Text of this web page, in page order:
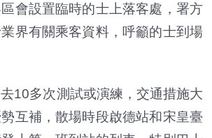
會設置臨時的士上落客處，署方
界有關乘客資料，呼籲的士到場
10多次測試或演練，交通措施大
互補，散場時段啟德站和宋皇臺